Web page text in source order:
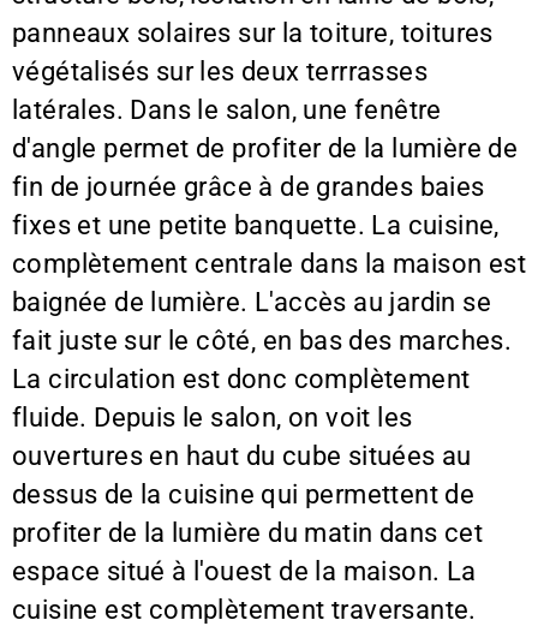
panneaux solaires sur la toiture, toitures
végétalisés sur les deux terrrasses
latérales. Dans le salon, une fenêtre
d'angle permet de profiter de la lumière de
fin de journée grâce à de grandes baies
fixes et une petite banquette. La cuisine,
complètement centrale dans la maison est
baignée de lumière. L'accès au jardin se
fait juste sur le côté, en bas des marches.
La circulation est donc complètement
fluide. Depuis le salon, on voit les
ouvertures en haut du cube situées au
dessus de la cuisine qui permettent de
profiter de la lumière du matin dans cet
espace situé à l'ouest de la maison. La
cuisine est complètement traversante.